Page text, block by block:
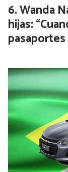
Wanda
hijas: